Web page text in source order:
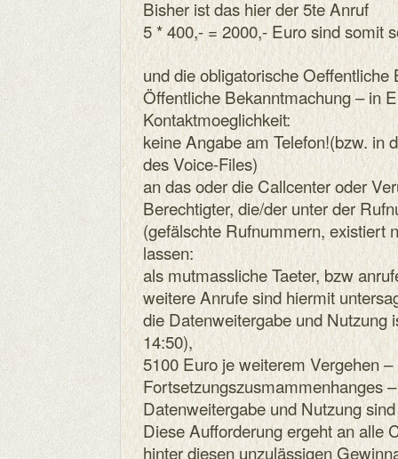
Bisher ist das hier der 5te Anruf
5 * 400,- = 2000,- Euro sind somit
und die obligatorische Oeffentliche
Öffentliche Bekanntmachung – in
Kontaktmoeglichkeit:
keine Angabe am Telefon!(bzw. in
des Voice-Files)
an das oder die Callcenter oder
Berechtigter, die/der unter der
(gefälschte Rufnummern, existiert
lassen:
als mutmassliche Taeter, bzw
weitere Anrufe sind hiermit
die Datenweitergabe und Nutzung
14:50),
5100 Euro je weiterem Vergehen
Fortsetzungszusmammenhanges
Datenweitergabe und Nutzung
Diese Aufforderung ergeht an alle
hinter diesen unzulässigen